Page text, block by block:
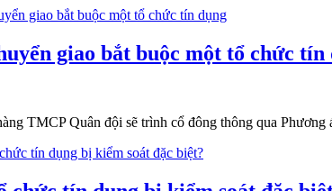
giao bắt buộc một tổ chức tín
TMCP Quân đội sẽ trình cổ đông thông qua Phương